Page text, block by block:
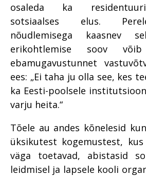
osaleda ka
sotsiaalses elus.
nõudlemisega kaasnev
erikohtlemise soov
ebamugavustunnet
ees: „Ei taha ju olla see, kes
ka Eesti-poolsele
varju heita.“
Tõele au andes kõnelesid
üksikutest kogemustest,
väga toetavad, abistasid
leidmisel ja lapsele kooli